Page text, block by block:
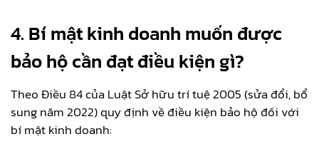
4. Bí mật kinh doanh muốn được
bảo hộ cần đạt điều kiện gì?
Theo Điều 84 của Luật Sở hữu trí tuệ 2005 (sửa đổi, bổ
sung năm 2022) quy định về điều kiện bảo hộ đối với
bí mật kinh doanh: